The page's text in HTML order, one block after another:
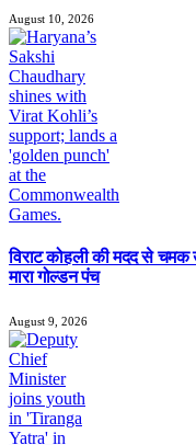
August 10, 2026
विराट कोहली की मदद से चमक
मारा गोल्डन पंच
August 9, 2026